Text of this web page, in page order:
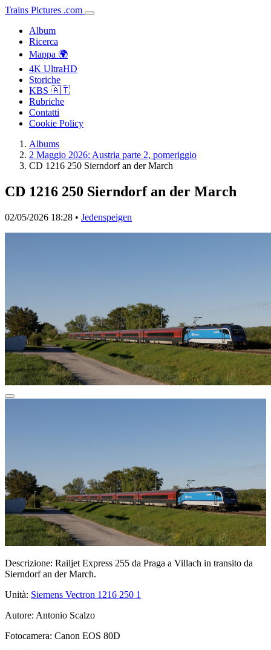
Trains Pictures .com
Album
Ricerca
Mappa 🌍
4K UltraHD
Storiche
KBS 🇦🇹
Rubriche
Contatti
Cookie Policy
Albums
2 Maggio 2026: Austria parte 2, pomeriggio
CD 1216 250 Sierndorf an der March
CD 1216 250 Sierndorf an der March
02/05/2026 18:28 • Jedenspeigen
Descrizione: Railjet Express 255 da Praga a Villach in transito da
Sierndorf an der March.
Unità: Siemens Vectron 1216 250 1
Autore: Antonio Scalzo
Fotocamera: Canon EOS 80D